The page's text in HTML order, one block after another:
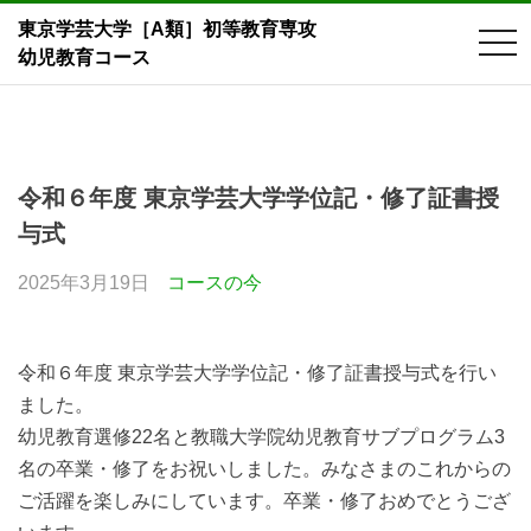
東京学芸大学［A類］初等教育専攻
幼児教育コース
令和６年度 東京学芸大学学位記・修了証書授
与式
2025年3月19日 コースの今
令和６年度 東京学芸大学学位記・修了証書授与式を行い
ました。
幼児教育選修22名と教職大学院幼児教育サブプログラム3
名の卒業・修了をお祝いしました。みなさまのこれからの
ご活躍を楽しみにしています。卒業・修了おめでとうござ